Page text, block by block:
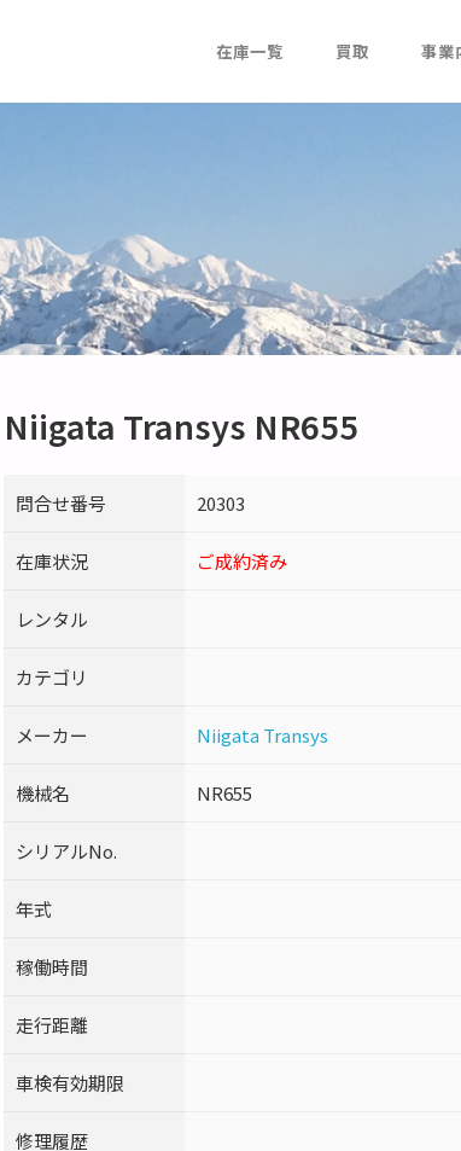
在庫一覧 買取 事業
Niigata Transys NR655
問合せ番号 20303
在庫状況 ご成約済み
レンタル
カテゴリ
メーカー Niigata Transys
機械名 NR655
シリアルNo.
年式
稼働時間
走行距離
車検有効期限
修理履歴